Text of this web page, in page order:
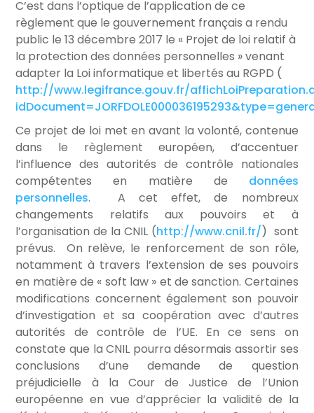
C’est dans l’optique de l’application de ce
règlement que le gouvernement français a rendu
public le 13 décembre 2017 le « Projet de loi relatif à
la protection des données personnelles » venant
adapter la Loi informatique et libertés au RGPD (
http://www.legifrance.gouv.fr/
Ce projet de loi met en avant la volonté, contenue
dans le règlement européen, d’accentuer
l’influence des autorités de contrôle nationales
compétentes en matière de données
personnelles. A cet effet, de nombreux
changements relatifs aux pouvoirs et à
l’organisation de la CNIL (http://www.cnil.fr/) sont
prévus. On relève, le renforcement de son rôle,
notamment à travers l’extension de ses pouvoirs
en matière de « soft law » et de sanction. Certaines
modifications concernent également son pouvoir
d’investigation et sa coopération avec d’autres
autorités de contrôle de l’UE. En ce sens on
constate que la CNIL pourra désormais assortir ses
conclusions d’une demande de question
préjudicielle à la Cour de Justice de l’Union
européenne en vue d’apprécier la validité de la